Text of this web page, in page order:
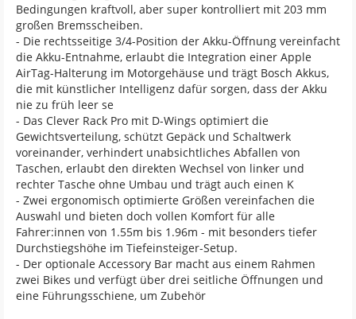
Bedingungen kraftvoll, aber super kontrolliert mit 203 mm
großen Bremsscheiben.
- Die rechtsseitige 3/4-Position der Akku-Öffnung vereinfacht
die Akku-Entnahme, erlaubt die Integration einer Apple
AirTag-Halterung im Motorgehäuse und trägt Bosch Akkus,
die mit künstlicher Intelligenz dafür sorgen, dass der Akku
nie zu früh leer se
- Das Clever Rack Pro mit D-Wings optimiert die
Gewichtsverteilung, schützt Gepäck und Schaltwerk
voreinander, verhindert unabsichtliches Abfallen von
Taschen, erlaubt den direkten Wechsel von linker und
rechter Tasche ohne Umbau und trägt auch einen K
- Zwei ergonomisch optimierte Größen vereinfachen die
Auswahl und bieten doch vollen Komfort für alle
Fahrer:innen von 1.55m bis 1.96m - mit besonders tiefer
Durchstiegshöhe im Tiefeinsteiger-Setup.
- Der optionale Accessory Bar macht aus einem Rahmen
zwei Bikes und verfügt über drei seitliche Öffnungen und
eine Führungsschiene, um Zubehör